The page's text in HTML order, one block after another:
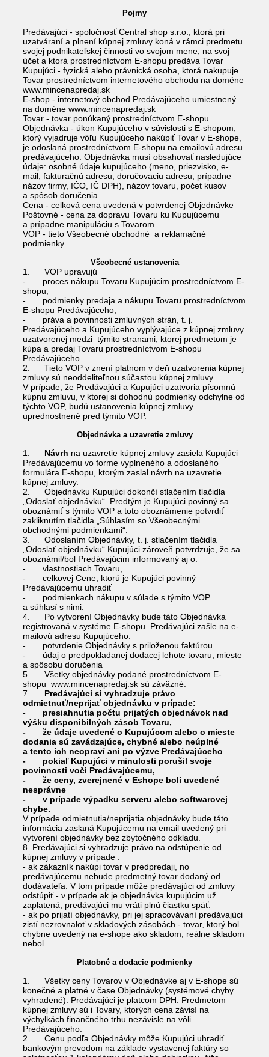
Pojmy
Predávajúci - spoločnosť Central shop s.r.o., ktorá pri
uzatváraní a plnení kúpnej zmluvy koná v rámci predmetu
svojej podnikateľskej činnosti vo svojom mene, na svoj
účet a ktorá prostredníctvom E-shopu predáva Tovar
Kupujúci - fyzická alebo právnická osoba, ktorá nakupuje
Tovar prostredníctvom internetového obchodu na doméne
www.mincenapredaj.sk
E-shop - internetový obchod Predávajúceho umiestnený
na doméne www.mincenapredaj.sk
Tovar - tovar ponúkaný prostredníctvom E-shopu
Objednávka - úkon Kupujúceho v súvislosti s E-shopom,
ktorý vyjadruje vôľu Kupujúceho nakúpiť Tovar v E-shope,
je odoslaná prostredníctvom E-shopu na emailovú adresu
predávajúceho. Objednávka musí obsahovať nasledujúce
údaje: osobné údaje kupujúceho (meno, priezvisko, e-
mail, fakturačnú adresu, doručovaciu adresu, prípadne
názov firmy, IČO, IČ DPH), názov tovaru, počet kusov
a spôsob doručenia
Cena - celková cena uvedená v potvrdenej Objednávke
Poštovné - cena za dopravu Tovaru ku Kupujúcemu
a prípadne manipuláciu s Tovarom
VOP - tieto Všeobecné obchodné a reklamačné
podmienky
Všeobecné ustanovenia
1. VOP upravujú
- proces nákupu Tovaru Kupujúcim prostredníctvom E-
shopu,
- podmienky predaja a nákupu Tovaru prostredníctvom
E-shopu Predávajúceho,
- práva a povinnosti zmluvných strán, t. j.
Predávajúceho a Kupujúceho vyplývajúce z kúpnej zmluvy
uzatvorenej medzi týmito stranami, ktorej predmetom je
kúpa a predaj Tovaru prostredníctvom E-shopu
Predávajúceho
2. Tieto VOP v znení platnom v deň uzatvorenia kúpnej
zmluvy sú neoddeliteľnou súčasťou kúpnej zmluvy.
V prípade, že Predávajúci a Kupujúci uzatvoria písomnú
kúpnu zmluvu, v ktorej si dohodnú podmienky odchylne od
týchto VOP, budú ustanovenia kúpnej zmluvy
uprednostnené pred týmito VOP.
Objednávka a uzavretie zmluvy
1. Návrh na uzavretie kúpnej zmluvy zasiela Kupujúci
Predávajúcemu vo forme vyplneného a odoslaného
formulára E-shopu, ktorým zaslal návrh na uzavretie
kúpnej zmluvy.
2. Objednávku Kupujúci dokončí stlačením tlačidla
„Odoslať objednávku“. Predtým je Kupujúci povinný sa
oboznámiť s týmito VOP a toto oboznámenie potvrdiť
zakliknutím tlačidla „Súhlasím so Všeobecnými
obchodnými podmienkami“.
3. Odoslaním Objednávky, t. j. stlačením tlačidla
„Odoslať objednávku“ Kupujúci zároveň potvrdzuje, že sa
oboznámil/bol Predávajúcim informovaný aj o:
- vlastnostiach Tovaru,
- celkovej Cene, ktorú je Kupujúci povinný
Predávajúcemu uhradiť
- podmienkach nákupu v súlade s týmito VOP
a súhlasí s nimi.
4. Po vytvorení Objednávky bude táto Objednávka
registrovaná v systéme E-shopu. Predávajúci zašle na e-
mailovú adresu Kupujúceho:
- potvrdenie Objednávky s priloženou faktúrou
- údaj o predpokladanej dodacej lehote tovaru, mieste
a spôsobu doručenia
5. Všetky objednávky podané prostredníctvom E-
shopu www.mincenapredaj.sk sú záväzné.
7. Predávajúci si vyhradzuje právo
odmietnuť/neprijať objednávku v prípade:
- presiahnutia počtu prijatých objednávok nad
výšku disponibilných zásob Tovaru,
- že údaje uvedené o Kupujúcom alebo o mieste
dodania sú zavádzajúce, chybné alebo neúplné
a tento ich neopraví ani po výzve Predávajúceho
- pokiaľ Kupujúci v minulosti porušil svoje
povinnosti voči Predávajúcemu,
- že ceny, zverejnené v Eshope boli uvedené
nesprávne
- v prípade výpadku serveru alebo softwarovej
chybe.
V prípade odmietnutia/neprijatia objednávky bude táto
informácia zaslaná Kupujúcemu na email uvedený pri
vytvorení objednávky bez zbytočného odkladu.
8. Predávajúci si vyhradzuje právo na odstúpenie od
kúpnej zmluvy v prípade :
- ak zákazník nakúpi tovar v predpredaji, no
predávajúcemu nebude predmetný tovar dodaný od
dodávateľa. V tom prípade môže predávajúci od zmluvy
odstúpiť - v prípade ak je objednávka kupujúcim už
zaplatená, predávajúci mu vráti plnú čiastku späť.
- ak po prijatí objednávky, pri jej spracovávaní predávajúci
zistí nezrovnaloť v skladových zásobách - tovar, ktorý bol
chybne uvedený na e-shope ako skladom, reálne skladom
nebol.
Platobné a dodacie podmienky
1. Všetky ceny Tovarov v Objednávke aj v E-shope sú
konečné a platné v čase Objednávky (systémové chyby
vyhradené). Predávajúci je platcom DPH. Predmetom
kúpnej zmluvy sú i Tovary, ktorých cena závisí na
výchylkách finančného trhu nezávisle na vôli
Predávajúceho.
2. Cenu podľa Objednávky môže Kupujúci uhradiť
bankovým prevodom na základe vystavenej faktúry so